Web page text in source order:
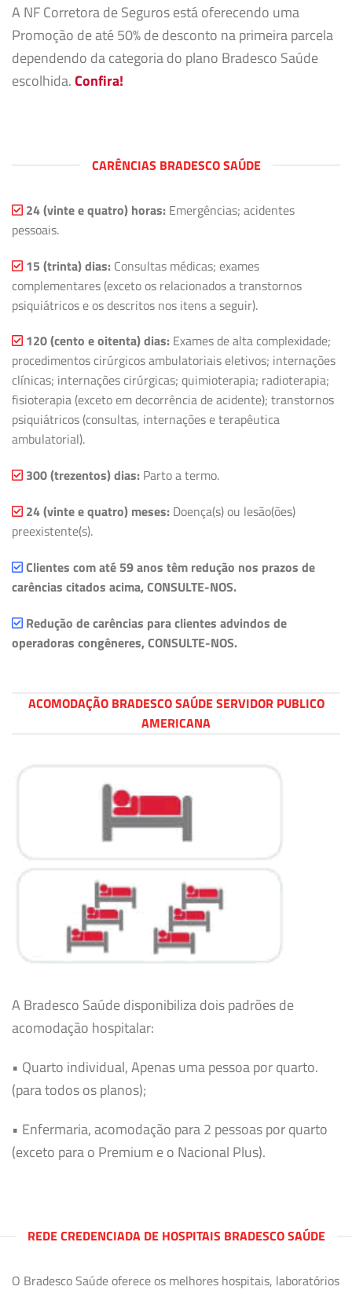
A NF Corretora de Seguros está oferecendo uma
Promoção de até 50% de desconto na primeira parcela
dependendo da categoria do plano Bradesco Saúde
escolhida.Confira!
CARÊNCIAS BRADESCO SAÚDE
24 (vinte e quatro) horas: Emergências; acidentes
pessoais.
15 (trinta) dias: Consultas médicas; exames
complementares (exceto os relacionados a transtornos
psiquiátricos e os descritos nos itens a seguir).
120 (cento e oitenta) dias: Exames de alta complexidade;
procedimentos cirúrgicos ambulatoriais eletivos; internações
clínicas; internações cirúrgicas; quimioterapia; radioterapia;
fisioterapia (exceto em decorrência de acidente); transtornos
psiquiátricos (consultas, internações e terapêutica
ambulatorial).
300 (trezentos) dias: Parto a termo.
24 (vinte e quatro) meses: Doença(s) ou lesão(ões)
preexistente(s).
Clientes com até 59 anos têm redução nos prazos de
carências citados acima, CONSULTE-NOS.
Redução de carências para clientes advindos de
operadoras congêneres, CONSULTE-NOS.
ACOMODAÇÃO BRADESCO SAÚDE SERVIDOR PUBLICO
AMERICANA
A Bradesco Saúde disponibiliza dois padrões de
acomodação hospitalar:
• Quarto individual, Apenas uma pessoa por quarto.
(para todos os planos);
• Enfermaria, acomodação para 2 pessoas por quarto
(exceto para o Premium e o Nacional Plus).
REDE CREDENCIADA DE HOSPITAIS BRADESCO SAÚDE
O Bradesco Saúde oferece os melhores hospitais, laboratórios